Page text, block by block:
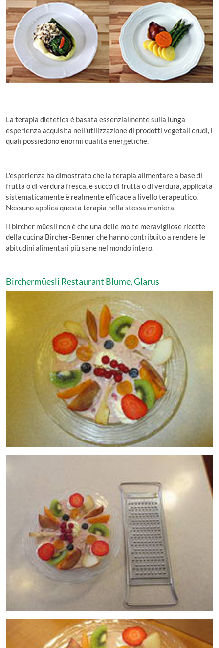
La terapia dietetica è basata essenzialmente sulla lunga
esperienza acquisita nell'utilizzazione di prodotti vegetali crudi, i
quali possiedono enormi qualità energetiche.
L'esperienza ha dimostrato che la terapia alimentare a base di
frutta o di verdura fresca, e succo di frutta o di verdura, applicata
sistematicamente è realmente efficace a livello terapeutico.
Nessuno applica questa terapia nella stessa maniera.
Il bircher müesli non è che una delle molte meravigliose ricette
della cucina Bircher-Benner che hanno contribuito a rendere le
abitudini alimentari più sane nel mondo intero.
Birchermüesli Restaurant Blume, Glarus